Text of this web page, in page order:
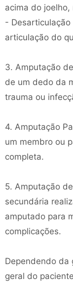
acima do
- Desarticulação
articulação do
3. Amputação
de um dedo da
trauma ou
4. Amputação
um membro ou
completa.
5. Amputação
secundária
amputado para
complicações.
Dependendo da
geral do